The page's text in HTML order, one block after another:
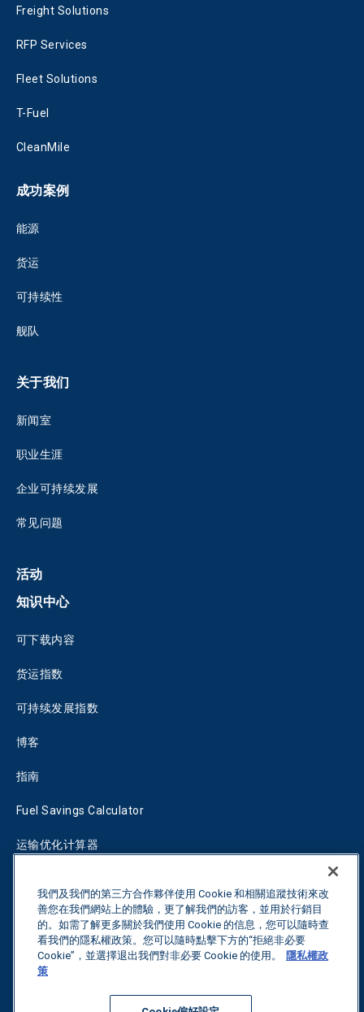
Freight Solutions
RFP Services
Fleet Solutions
T-Fuel
CleanMile
成功案例
能源
货运
可持续性
舰队
关于我们
新闻室
职业生涯
企业可持续发展
常见问题
活动
知识中心
可下载内容
货运指数
可持续发展指数
博客
指南
Fuel Savings Calculator
运输优化计算器
联系我们
我們及我們的第三方合作夥伴使用 Cookie 和相關追蹤技術來改
善您在我們網站上的體驗，更了解我們的訪客，並用於行銷目
的。如需了解更多關於我們使用 Cookie 的信息，您可以隨時查
看我們的隱私權政策。您可以隨時點擊下方的“拒絕非必要
Cookie”，並選擇退出我們對非必要 Cookie 的使用。
隱私權政
策